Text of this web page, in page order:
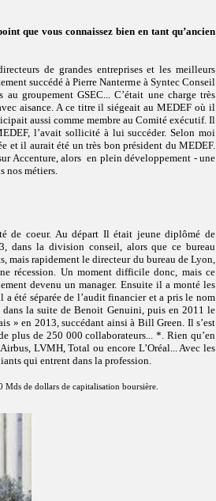
que vous connaissez bien en tant qu’ancien
de grandes entreprises et les meilleurs
succédé à Pierre Nanterme à Syntec Conseil
groupement GSEC... C’était une charge très
aisance. A ce titre il siégeait au MEDEF où il
aussi comme membre au Comité exécutif. Il
l’avait sollicité à lui succéder. Selon moi
et il aurait été un très bon président du MEDEF.
Accenture, alors en plein développement - une
nos métiers.
de coeur. Au départ Il était jeune diplômé de
dans la division conseil, alors que ce bureau
mais rapidement le directeur du bureau de Lyon,
récession. Un moment difficile donc, mais ce
devenu un manager. Ensuite il a monté les
été séparée de l’audit financier et a pris le nom
dans la suite de Benoit Genuini, puis en 2011 le
» en 2013, succédant ainsi à Bill Green. Il s’est
plus de 250 000 collaborateurs... *. Rien qu’en
LVMH, Total ou encore L’Oréal... Avec les
qui entrent dans la profession.
de dollars de capitalisation boursière.